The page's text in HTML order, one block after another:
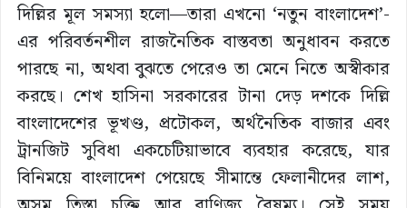
দিল্লির মূল সমস্যা হলো—তারা এখনো ‘নতুন বাংলাদেশ’-
এর পরিবর্তনশীল রাজনৈতিক বাস্তবতা অনুধাবন করতে
পারছে না, অথবা বুঝতে পেরেও তা মেনে নিতে অস্বীকার
করছে। শেখ হাসিনা সরকারের টানা দেড় দশকে দিল্লি
বাংলাদেশের ভূখণ্ড, প্রটোকল, অর্থনৈতিক বাজার এবং
ট্রানজিট সুবিধা একচেটিয়াভাবে ব্যবহার করেছে, যার
বিনিময়ে বাংলাদেশ পেয়েছে সীমান্তে ফেলানীদের লাশ,